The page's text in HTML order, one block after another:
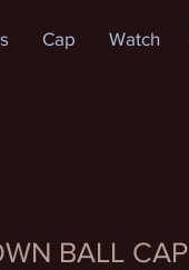
Cap Watch
BALL CAP